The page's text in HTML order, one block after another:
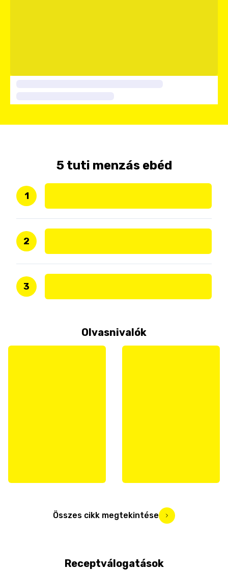
5 tuti menzás ebéd
1
2
3
Olvasnivalók
Összes cikk megtekintése
Receptválogatások